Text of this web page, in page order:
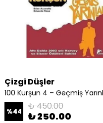
Çizgi Düşler
%44 ₺ 450.00
₺ 250.00